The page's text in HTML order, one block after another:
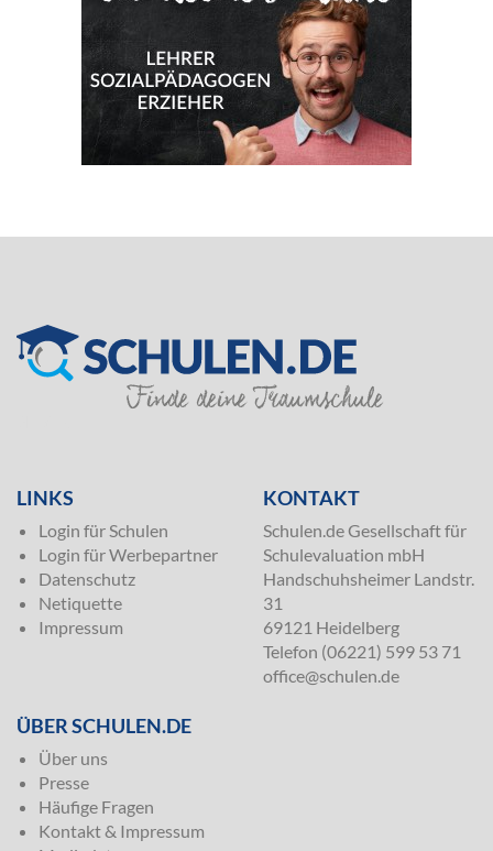
LINKS
Login für Schulen
Login für Werbepartner
Datenschutz
Netiquette
Impressum
KONTAKT
Schulen.de Gesellschaft für
Schulevaluation mbH
Handschuhsheimer Landstr.
31
69121 Heidelberg
Telefon (06221) 599 53 71
office@schulen.de
ÜBER SCHULEN.DE
Über uns
Presse
Häufige Fragen
Kontakt & Impressum